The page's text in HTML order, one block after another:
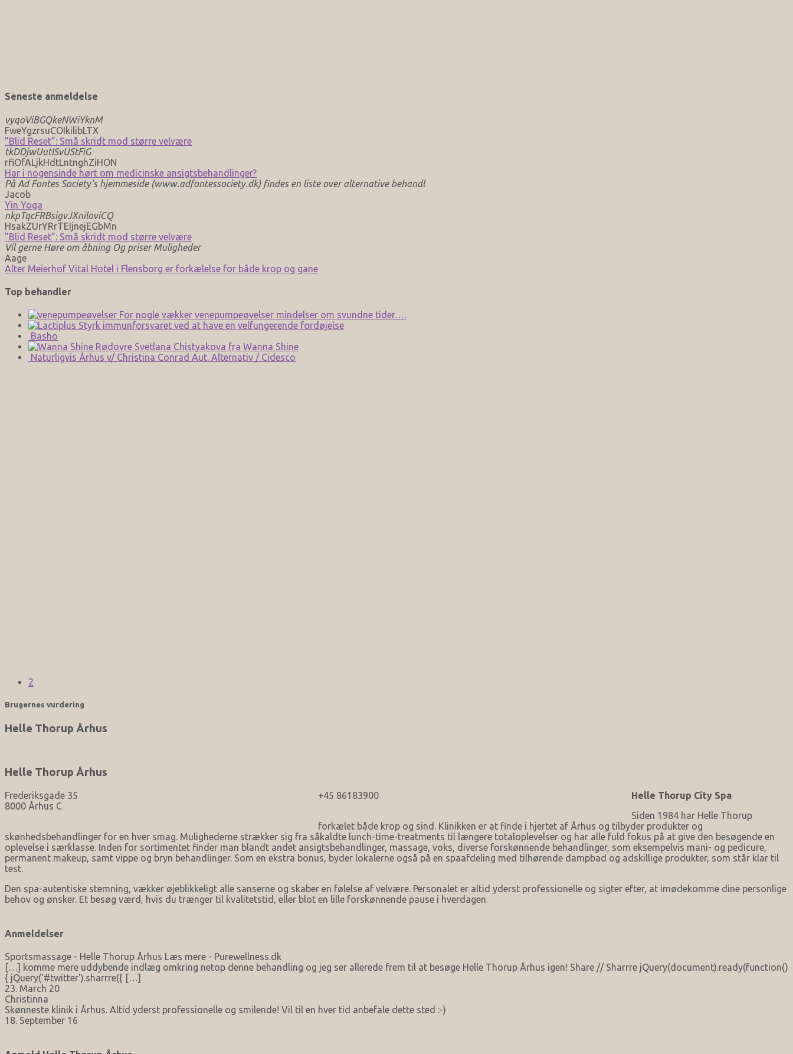
Seneste anmeldelse
vyqoViBGQkeNWiYknM
FweYgzrsuCOIkilibLTX
”Blid Reset”: Små skridt mod større velvære
tkDDjwUutISvUStFiG
rfiOfALjkHdtLntnghZiHON
Har i nogensinde hørt om medicinske ansigtsbehandlinger?
På Ad Fontes Society's hjemmeside (www.adfontessociety.dk) findes en liste over alternative behandl
Jacob
Yin Yoga
nkpTqcFRBsigvJXniloviCQ
HsakZUrYRrTEIjnejEGbMn
”Blid Reset”: Små skridt mod større velvære
Vil gerne Høre om åbning Og priser Muligheder
Aage
Alter Meierhof Vital Hotel i Flensborg er forkælelse for både krop og gane
Top behandler
For nogle vækker venepumpeøvelser mindelser om svundne tider….
Styrk immunforsvaret ved at have en velfungerende fordøjelse
Basho
Svetlana Chistyakova fra Wanna Shine
Naturligvis Århus v/ Christina Conrad Aut. Alternativ / Cidesco
2
Brugernes vurdering
Helle Thorup Århus
Helle Thorup Århus
Frederiksgade 35
8000 Århus C
+45 86183900
Helle Thorup City Spa
Siden 1984 har Helle Thorup
forkælet både krop og sind. Klinikken er at finde i hjertet af Århus og tilbyder produkter og
skønhedsbehandlinger for en hver smag. Mulighederne strækker sig fra såkaldte lunch-time-treatments til længere totaloplevelser og har alle fuld fokus på at give den besøgende en
oplevelse i særklasse. Inden for sortimentet finder man blandt andet ansigtsbehandlinger, massage, voks, diverse forskønnende behandlinger, som eksempelvis mani- og pedicure,
permanent makeup, samt vippe og bryn behandlinger. Som en ekstra bonus, byder lokalerne også på en spaafdeling med tilhørende dampbad og adskillige produkter, som står klar til
test.
Den spa-autentiske stemning, vækker øjeblikkeligt alle sanserne og skaber en følelse af velvære. Personalet er altid yderst professionelle og sigter efter, at imødekomme dine personlige
behov og ønsker. Et besøg værd, hvis du trænger til kvalitetstid, eller blot en lille forskønnende pause i hverdagen.
Anmeldelser
Sportsmassage - Helle Thorup Århus Læs mere - Purewellness.dk
[…] komme mere uddybende indlæg omkring netop denne behandling og jeg ser allerede frem til at besøge Helle Thorup Århus igen! Share // Sharrre jQuery(document).ready(function()
{ jQuery('#twitter').sharrre({ […]
23. March 20
Christinna
Skønneste klinik i Århus. Altid yderst professionelle og smilende! Vil til en hver tid anbefale dette sted :-)
18. September 16